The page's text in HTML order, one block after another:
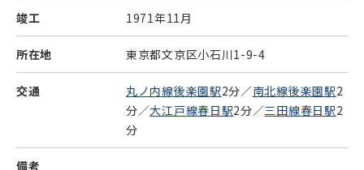
竣工 1971年11月
所在地 東京都文京区小石川1-9-4
交通 丸ノ内線後楽園駅2分／南北線後楽園駅2
分／大江戸線春日駅2分／三田線春日駅2
分
備考